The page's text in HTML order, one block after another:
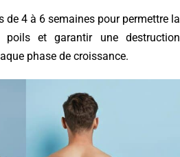
de 4 à 6 semaines pour permettre la
poils et garantir une destruction
phase de croissance.